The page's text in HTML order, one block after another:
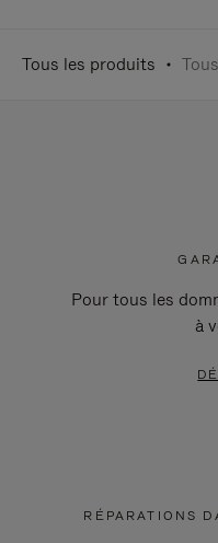
Tous les produits
Pour tous les
à
RÉPARATIONS